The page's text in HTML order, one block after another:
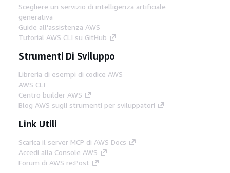
Scegliere un servizio di intelligenza artificiale
generativa
Guide all'assistenza AWS
Tutorial AWS CLI su GitHub
Strumenti Di Sviluppo
Libreria di esempi di codice AWS
AWS CLI
Centro builder AWS
Blog AWS sugli strumenti per sviluppatori
Link Utili
Scarica il server MCP di AWS Docs
Accedi alla Console AWS
Forum di AWS re:Post